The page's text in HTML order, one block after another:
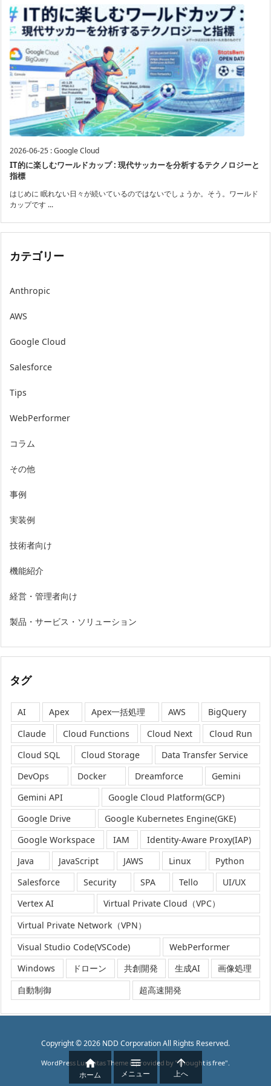
2026-06-25 :Google Cloud
IT的に楽しむワールドカップ : 現代サッカーを分析するテクノロジーと
指標
はじめに 眠れない日々が続いているのではないでしょうか。そう。ワールド
カップです ...
カテゴリー
Anthropic
AWS
Google Cloud
Salesforce
Tips
WebPerformer
コラム
その他
事例
実装例
技術者向け
機能紹介
経営・管理者向け
製品・サービス・ソリューション
タグ
AI Apex Apex一括処理 AWS
BigQuery
Claude
Cloud Functions Cloud Next
Cloud Run
Cloud SQL
Cloud Storage
Data Transfer Service
DevOps
Docker Dreamforce
Gemini
Gemini API
Google Cloud Platform(GCP)
Google Drive
Google Kubernetes Engine(GKE)
Google Workspace
IAM
Identity-Aware Proxy(IAP)
Java
JavaScript JAWS Linux
Python
Salesforce
Security SPA Tello
UI/UX
Vertex AI
Virtual Private Cloud（VPC）
Virtual Private Network（VPN）
Visual Studio Code(VSCode)
WebPerformer
Windows
ドローン 共創開発 生成AI
画像処理
自動制御
超高速開発
Copyright ©2026 NDD CorporationAll Rights Reserved.
WordPress Luxeritas Theme is provided by "Thought is free".

ホーム

メニュー

上へ